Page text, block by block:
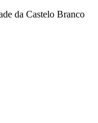
da Castelo Branco